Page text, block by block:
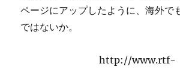
ページにアップしたように、海外で
ではないか。
http://www.rtf-